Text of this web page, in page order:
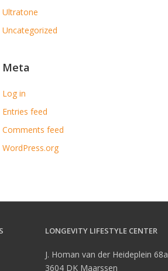
Ultratone
Uncategorized
Meta
Log in
Entries feed
Comments feed
WordPress.org
LONGEVITY LIFESTYLE CENTER
J. Homan van der Heideplein 68a
3604 DK Maarssen